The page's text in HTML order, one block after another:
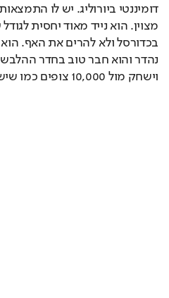
וישחק מול 10,000 צופים כמו שישחק באימון".